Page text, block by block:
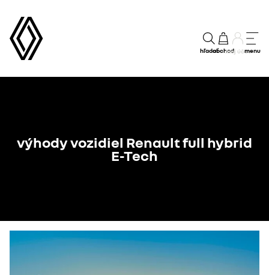
hľadaťobchodmôj účetmenu
výhody vozidiel Renault full hybrid
E-Tech